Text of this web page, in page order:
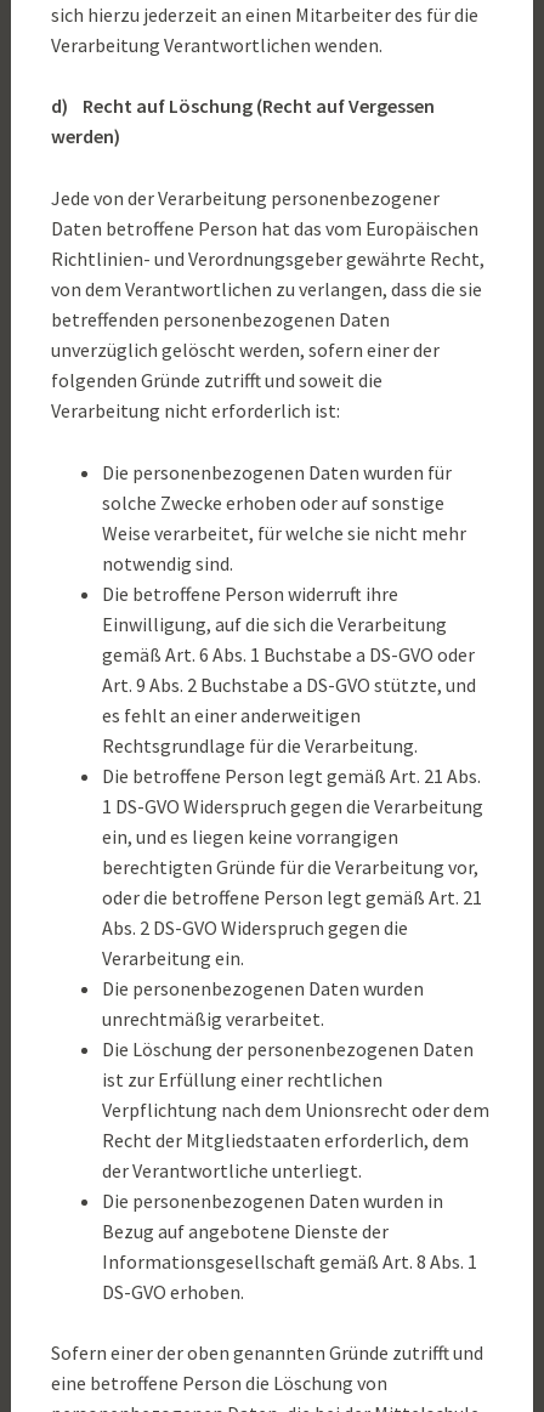
sich hierzu jederzeit an einen Mitarbeiter des für die
Verarbeitung Verantwortlichen wenden.
d) Recht auf Löschung (Recht auf Vergessen
werden)
Jede von der Verarbeitung personenbezogener
Daten betroffene Person hat das vom Europäischen
Richtlinien- und Verordnungsgeber gewährte Recht,
von dem Verantwortlichen zu verlangen, dass die sie
betreffenden personenbezogenen Daten
unverzüglich gelöscht werden, sofern einer der
folgenden Gründe zutrifft und soweit die
Verarbeitung nicht erforderlich ist:
Die personenbezogenen Daten wurden für
solche Zwecke erhoben oder auf sonstige
Weise verarbeitet, für welche sie nicht mehr
notwendig sind.
Die betroffene Person widerruft ihre
Einwilligung, auf die sich die Verarbeitung
gemäß Art. 6 Abs. 1 Buchstabe a DS-GVO oder
Art. 9 Abs. 2 Buchstabe a DS-GVO stützte, und
es fehlt an einer anderweitigen
Rechtsgrundlage für die Verarbeitung.
Die betroffene Person legt gemäß Art. 21 Abs.
1 DS-GVO Widerspruch gegen die Verarbeitung
ein, und es liegen keine vorrangigen
berechtigten Gründe für die Verarbeitung vor,
oder die betroffene Person legt gemäß Art. 21
Abs. 2 DS-GVO Widerspruch gegen die
Verarbeitung ein.
Die personenbezogenen Daten wurden
unrechtmäßig verarbeitet.
Die Löschung der personenbezogenen Daten
ist zur Erfüllung einer rechtlichen
Verpflichtung nach dem Unionsrecht oder dem
Recht der Mitgliedstaaten erforderlich, dem
der Verantwortliche unterliegt.
Die personenbezogenen Daten wurden in
Bezug auf angebotene Dienste der
Informationsgesellschaft gemäß Art. 8 Abs. 1
DS-GVO erhoben.
Sofern einer der oben genannten Gründe zutrifft und
eine betroffene Person die Löschung von